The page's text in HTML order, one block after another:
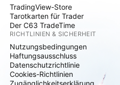
TradingView-Store
Tarotkarten für Trader
Der C63 TradeTime
RICHTLINIEN & SICHERHEIT
Nutzungsbedingungen
Haftungsausschluss
Datenschutzrichtlinie
Cookies-Richtlinien
Zugänglichkeitserklärung